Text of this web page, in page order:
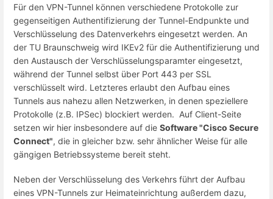
Für den VPN-Tunnel können verschiedene Protokolle zur
gegenseitigen Authentifizierung der Tunnel-Endpunkte und
Verschlüsselung des Datenverkehrs eingesetzt werden. An
der TU Braunschweig wird IKEv2 für die Authentifizierung und
den Austausch der Verschlüsselungsparamter eingesetzt,
während der Tunnel selbst über Port 443 per SSL
verschlüsselt wird. Letzteres erlaubt den Aufbau eines
Tunnels aus nahezu allen Netzwerken, in denen speziellere
Protokolle (z.B. IPSec) blockiert werden. Auf Client-Seite
setzen wir hier insbesondere auf die Software "Cisco Secure
Connect", die in gleicher bzw. sehr ähnlicher Weise für alle
gängigen Betriebssysteme bereit steht.
Neben der Verschlüsselung des Verkehrs führt der Aufbau
eines VPN-Tunnels zur Heimateinrichtung außerdem dazu,